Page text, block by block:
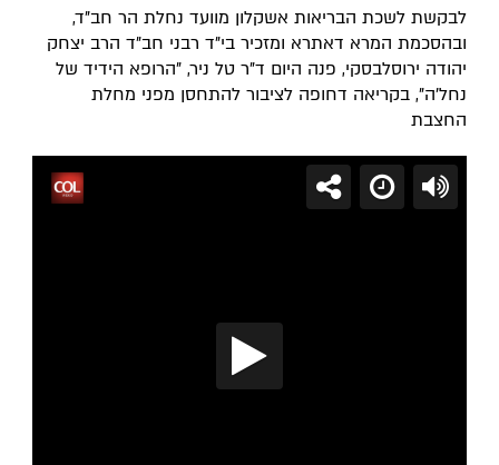
לבקשת לשכת הבריאות אשקלון מוועד נחלת הר חב"ד,
ובהסכמת המרא דאתרא ומזכיר בי"ד רבני חב"ד הרב יצחק
יהודה ירוסלבסקי, פנה היום ד"ר טל ניר, "הרופא הידיד של
נחל'ה", בקריאה דחופה לציבור להתחסן מפני מחלת
החצבת